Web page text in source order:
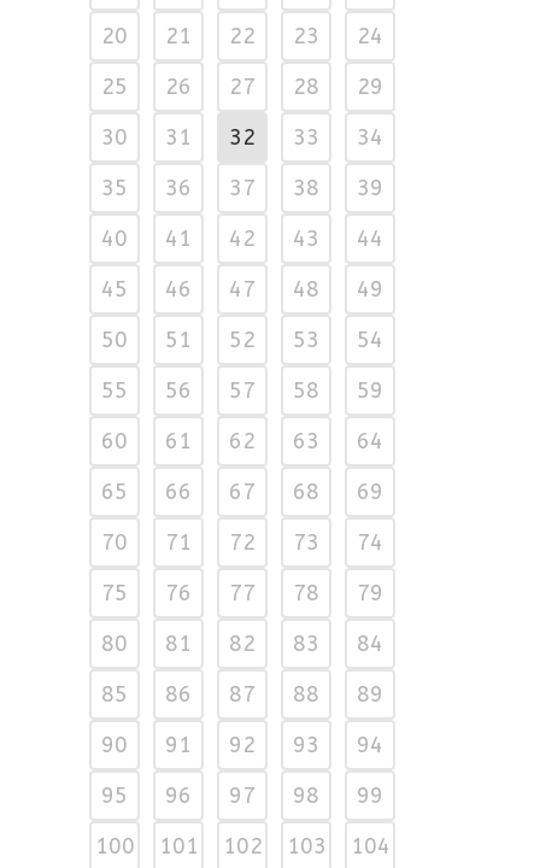
20
21 22 23
24
25
26 27 28
29
30
31 32 33
34
35
36 37 38
39
40
41 42 43
44
45
46 47 48
49
50
51 52 53
54
55
56 57 58
59
60
61 62 63
64
65
66 67 68
69
70
71 72 73
74
75
76 77 78
79
80
81 82 83
84
85
86 87 88
89
90
91 92 93
94
95
96 97 98
99
100
101 102 103
104